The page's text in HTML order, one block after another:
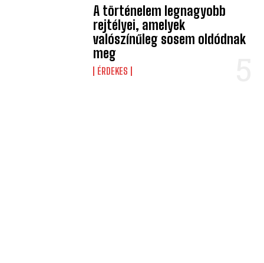
A történelem legnagyobb
rejtélyei, amelyek
valószínűleg sosem oldódnak
meg
ÉRDEKES